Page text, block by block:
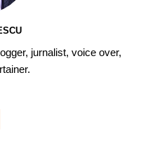
jurnalist, voice over,